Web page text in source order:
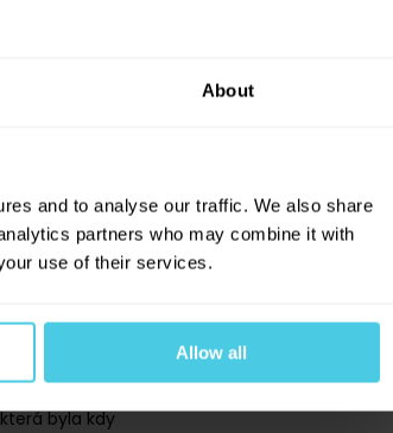
About
and to analyse our traffic. We also share
partners who may combine it with
use of their services.
Allow all
Jak
byla kdy
Ledová káva.
oblíbeném
9. června 2014
2 minuty
Ledová káva. Má hodně
pro vás předsezónní